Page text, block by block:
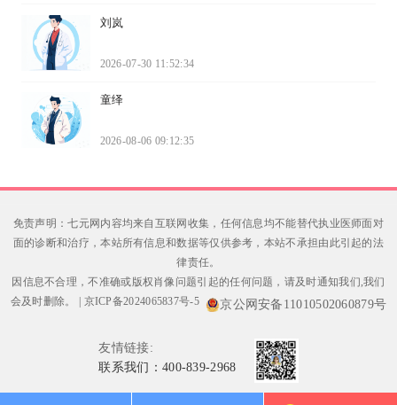
刘岚
2026-07-30 11:52:34
童绎
2026-08-06 09:12:35
免责声明：七元网内容均来自互联网收集，任何信息均不能替代执业医师面对
面的诊断和治疗，本站所有信息和数据等仅供参考，本站不承担由此引起的法
律责任。
因信息不合理，不准确或版权肖像问题引起的任何问题，请及时通知我们,我们
会及时删除。
京ICP备2024065837号-5 京公网安备11010502060879号
友情链接:
联系我们：400-839-2968